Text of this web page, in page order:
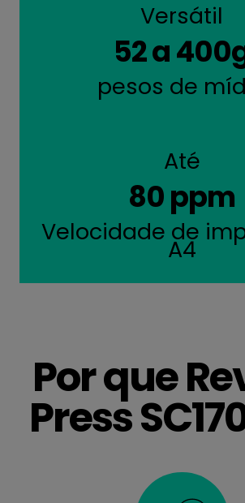
Versátil
52 a
pesos de
Até
80 ppm
Velocidade de
A4
Por que
Press